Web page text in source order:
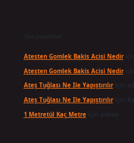
Son yorumlar
Atesten Gomlek Bakis Acisi Nediriçin
Atesten Gomlek Bakis Acisi Nediriçin
Ateş Tuğlası Ne Ile Yapıştırılıriçin
Ateş Tuğlası Ne Ile Yapıştırılıriçin
1 Metretül Kaç Metreiçin